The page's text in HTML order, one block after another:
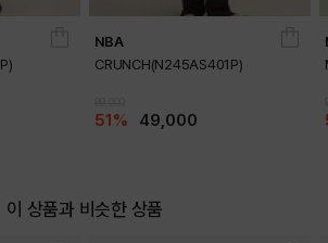
NBA
CRUNCH(N245AS401P)
51% 49,000
이 상품과 비슷한 상품